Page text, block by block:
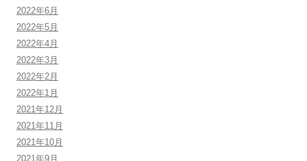
2022年6月
2022年5月
2022年4月
2022年3月
2022年2月
2022年1月
2021年12月
2021年11月
2021年10月
2021年9月